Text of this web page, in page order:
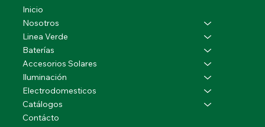
Inicio
Nosotros
Linea Verde
Baterías
Accesorios Solares
Iluminación
Electrodomesticos
Catálogos
Contácto